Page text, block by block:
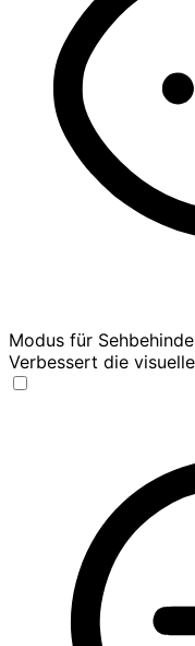
Modus für
Verbessert die